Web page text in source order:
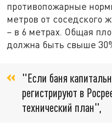
противопожарные
метров от соседского
– в 6 метрах. Общая
должна быть свыше
"Если баня
регистрируют в
технический план",